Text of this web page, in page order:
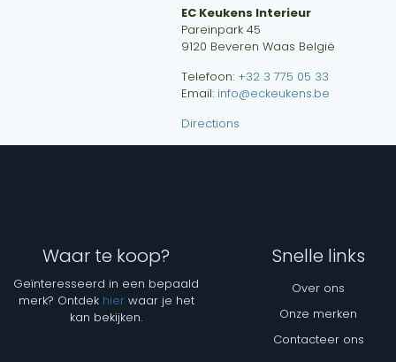
EC Keukens Interieur
Pareinpark 45
9120 Beveren Waas België
Telefoon: +32 3 775 05 33
Email: info@eckeukens.be
Directions
Waar te koop?
Geïnteresseerd in een bepaald
merk? Ontdek hierwaar je het
kan bekijken.
Snelle links
Over ons
Onze merken
Contacteer ons